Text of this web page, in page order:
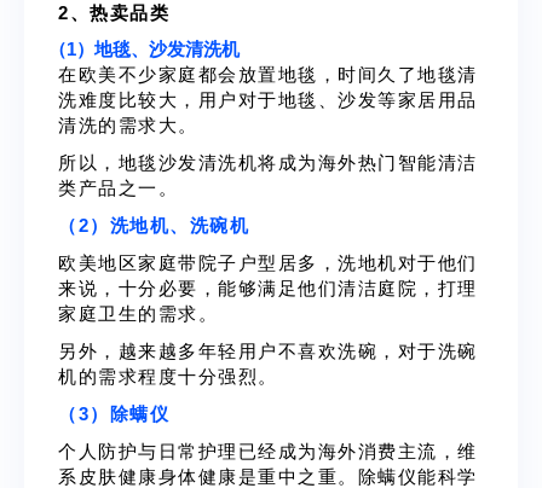
2、热卖品类
（1）地毯、沙发清洗机
在欧美不少家庭都会放置地毯，时间久了地毯清
洗难度比较大，用户对于地毯、沙发等家居用品
清洗的需求大。
所以，地毯沙发清洗机将成为海外热门智能清洁
类产品之一。
（2）洗地机、洗碗机
欧美地区家庭带院子户型居多，洗地机对于他们
来说，十分必要，能够满足他们清洁庭院，打理
家庭卫生的需求。
另外，越来越多年轻用户不喜欢洗碗，对于洗碗
机的需求程度十分强烈。
（3）除螨仪
个人防护与日常护理已经成为海外消费主流，维
系皮肤健康身体健康是重中之重。除螨仪能科学